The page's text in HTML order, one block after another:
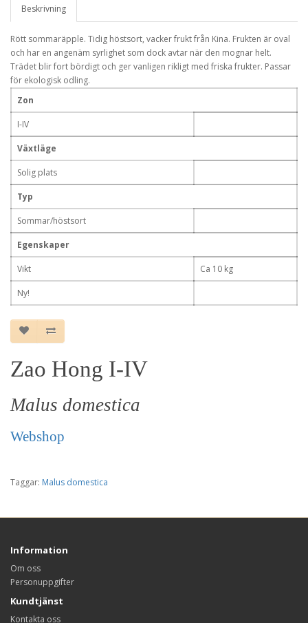
Beskrivning
Rött sommaräpple. Tidig höstsort, vacker frukt från Kina. Frukten är oval
och har en angenäm syrlighet som dock avtar när den mognar helt.
Trädet blir fort bördigt och ger vanligen rikligt med friska frukter. Passar
för ekologisk odling.
Zon
I-IV
Växtläge
Solig plats
Typ
Sommar/höstsort
Egenskaper
Vikt Ca 10 kg
Ny!
Zao Hong I-IV
Malus domestica
Webshop
Taggar: Malus domestica
Information
Om oss
Personuppgifter
Kundtjänst
Kontakta oss